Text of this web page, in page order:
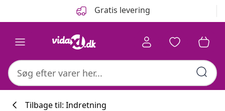
Gratis levering
Tilbage til: Indretning